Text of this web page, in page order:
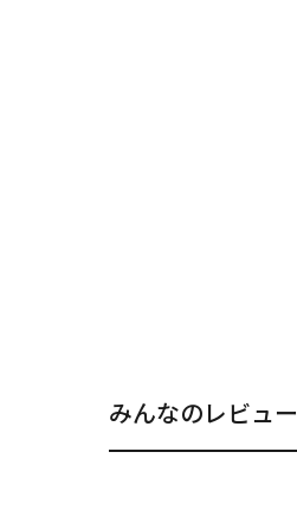
みんなのレビュー